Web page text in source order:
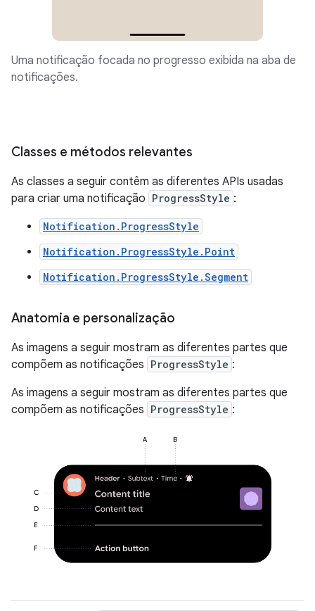
Uma notificação focada no progresso exibida na aba de
notificações.
Classes e métodos relevantes
As classes a seguir contêm as diferentes APIs usadas
para criar uma notificação ProgressStyle :
Notification.ProgressStyle
Notification.ProgressStyle.Point
Notification.ProgressStyle.Segment
Anatomia e personalização
As imagens a seguir mostram as diferentes partes que
compõem as notificações ProgressStyle :
As imagens a seguir mostram as diferentes partes que
compõem as notificações ProgressStyle :